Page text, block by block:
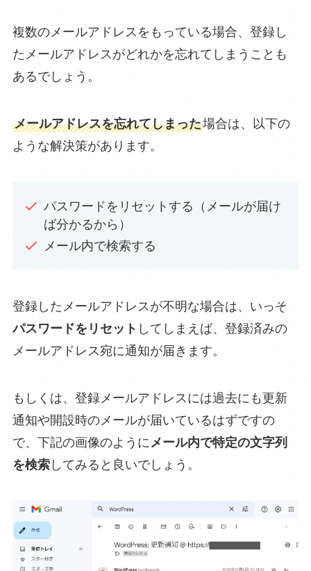
複数のメールアドレスをもっている場合、登録し
たメールアドレスがどれかを忘れてしまうことも
あるでしょう。
メールアドレスを忘れてしまった場合は、以下の
ような解決策があります。
パスワードをリセットする（メールが届け
ば分かるから）
メール内で検索する
登録したメールアドレスが不明な場合は、いっそ
パスワードをリセット してしまえば、登録済みの
メールアドレス宛に通知が届きます。
もしくは、登録メールアドレスには過去にも更新
通知や開設時のメールが届いているはずですの
で、下記の画像のように メール内で特定の文字列
を検索してみると良いでしょう。